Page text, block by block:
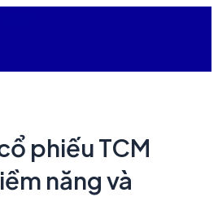
phiếu TCM
năng và